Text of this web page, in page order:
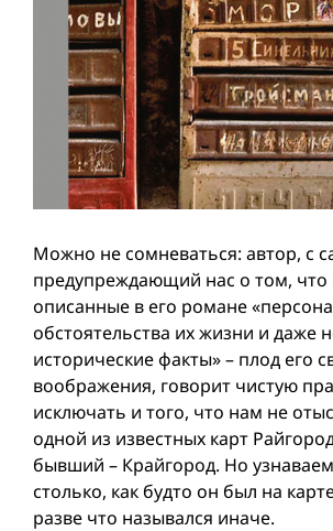
Можно не сомневаться: автор, с
предупреждающий нас о том, что
описанные в его романе
обстоятельства их жизни и даже
исторические факты» – плод его
воображения, говорит чистую
исключать и того, что нам не
одной из известных карт
бывший – Крайгород. Но
столько, как будто он был на
разве что назывался иначе.